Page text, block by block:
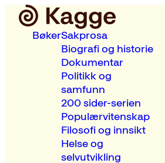
BøkerSakprosa
Biografi og historie
Dokumentar
Politikk og
samfunn
200 sider-serien
Populærvitenskap
Filosofi og innsikt
Helse og
selvutvikling